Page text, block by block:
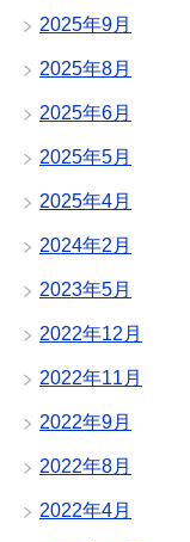
2025年9月
2025年8月
2025年6月
2025年5月
2025年4月
2024年2月
2023年5月
2022年12月
2022年11月
2022年9月
2022年8月
2022年4月